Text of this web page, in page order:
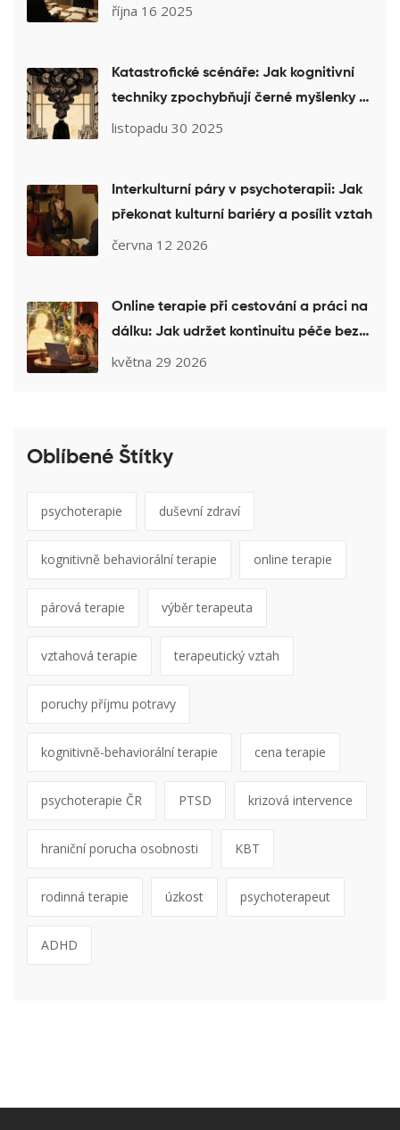
října 16 2025
Katastrofické scénáře: Jak kognitivní
techniky zpochybňují černé myšlenky a
uvolňují úzkost
listopadu 30 2025
Interkulturní páry v psychoterapii: Jak
překonat kulturní bariéry a posílit vztah
června 12 2026
Online terapie při cestování a práci na
dálku: Jak udržet kontinuitu péče bez
hranic
května 29 2026
Oblíbené Štítky
psychoterapie duševní zdraví
kognitivně behaviorální terapie online terapie
párová terapie výběr terapeuta
vztahová terapie terapeutický vztah
poruchy příjmu potravy
kognitivně-behaviorální terapie cena terapie
psychoterapie ČR PTSD krizová intervence
hraniční porucha osobnosti KBT
rodinná terapie úzkost psychoterapeut
ADHD